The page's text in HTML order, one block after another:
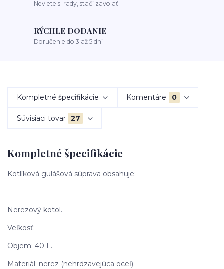
Neviete si rady, stačí zavolať
RÝCHLE DODANIE
Doručenie do 3 až 5 dní
Kompletné špecifikácie Komentáre 0
Súvisiaci tovar 27
Kompletné špecifikácie
Kotlíková gulášová súprava obsahuje:
Nerezový kotol.
Veľkosť:
Objem: 40 L.
Materiál: nerez (nehrdzavejúca oceľ).